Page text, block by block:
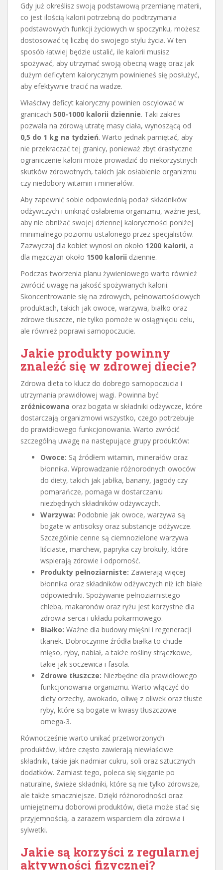
Gdy już określisz swoją podstawową przemianę materii,
co jest ilością kalorii potrzebną do podtrzymania
podstawowych funkcji życiowych w spoczynku, możesz
dostosować tę liczbę do swojego stylu życia. W ten
sposób łatwiej będzie ustalić, ile kalorii musisz
spożywać, aby utrzymać swoją obecną wagę oraz jak
dużym deficytem kalorycznym powinieneś się posłużyć,
aby efektywnie tracić na wadze.
Właściwy deficyt kaloryczny powinien oscylować w
granicach 500-1000 kalorii dziennie. Taki zakres
pozwala na zdrową utratę masy ciała, wynoszącą od
0,5 do 1 kg na tydzień. Warto jednak pamiętać, aby
nie przekraczać tej granicy, ponieważ zbyt drastyczne
ograniczenie kalorii może prowadzić do niekorzystnych
skutków zdrowotnych, takich jak osłabienie organizmu
czy niedobory witamin i minerałów.
Aby zapewnić sobie odpowiednią podaż składników
odżywczych i uniknąć osłabienia organizmu, ważne jest,
aby nie obniżać swojej dziennej kaloryczności poniżej
minimalnego poziomu ustalonego przez specjalistów.
Zazwyczaj dla kobiet wynosi on około 1200 kalorii, a
dla mężczyzn około 1500 kalorii dziennie.
Podczas tworzenia planu żywieniowego warto również
zwrócić uwagę na jakość spożywanych kalorii.
Skoncentrowanie się na zdrowych, pełnowartościowych
produktach, takich jak owoce, warzywa, białko oraz
zdrowe tłuszcze, nie tylko pomoże w osiągnięciu celu,
ale również poprawi samopoczucie.
Jakie produkty powinny
znaleźć się w zdrowej diecie?
Zdrowa dieta to klucz do dobrego samopoczucia i
utrzymania prawidłowej wagi. Powinna być
zróżnicowana oraz bogata w składniki odżywcze, które
dostarczają organizmowi wszystko, czego potrzebuje
do prawidłowego funkcjonowania. Warto zwrócić
szczególną uwagę na następujące grupy produktów:
Owoce: Są źródłem witamin, minerałów oraz
błonnika. Wprowadzanie różnorodnych owoców
do diety, takich jak jabłka, banany, jagody czy
pomarańcze, pomaga w dostarczaniu
niezbędnych składników odżywczych.
Warzywa: Podobnie jak owoce, warzywa są
bogate w antisoksy oraz substancje odżywcze.
Szczególnie cenne są ciemnozielone warzywa
liściaste, marchew, papryka czy brokuły, które
wspierają zdrowie i odporność.
Produkty pełnoziarniste: Zawierają więcej
błonnika oraz składników odżywczych niż ich białe
odpowiedniki. Spożywanie pełnoziarnistego
chleba, makaronów oraz ryżu jest korzystne dla
zdrowia serca i układu pokarmowego.
Białko: Ważne dla budowy mięśni i regeneracji
tkanek. Dobroczynne źródła białka to chude
mięso, ryby, nabiał, a także rośliny strączkowe,
takie jak soczewica i fasola.
Zdrowe tłuszcze: Niezbędne dla prawidłowego
funkcjonowania organizmu. Warto włączyć do
diety orzechy, awokado, oliwę z oliwek oraz tłuste
ryby, które są bogate w kwasy tłuszczowe
omega-3.
Równocześnie warto unikać przetworzonych
produktów, które często zawierają niewłaściwe
składniki, takie jak nadmiar cukru, soli oraz sztucznych
dodatków. Zamiast tego, poleca się sięganie po
naturalne, świeże składniki, które są nie tylko zdrowsze,
ale także smaczniejsze. Dzięki różnorodności oraz
umiejętnemu doborowi produktów, dieta może stać się
przyjemnością, a zarazem wsparciem dla zdrowia i
sylwetki.
Jakie są korzyści z regularnej
aktywności fizycznej?